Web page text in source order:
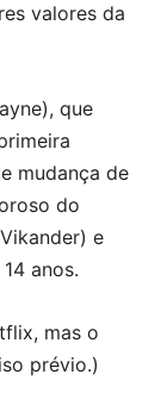
que
mudança de
do
e
anos.
mas o
prévio.)